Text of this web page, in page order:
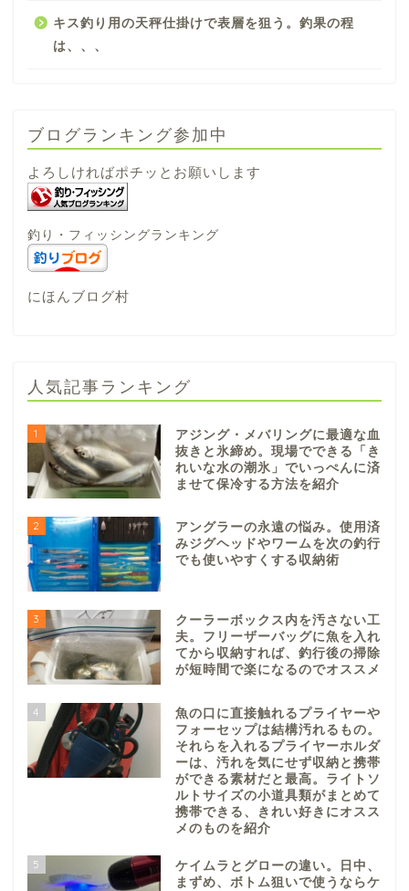
キス釣り用の天秤仕掛けで表層を狙う。釣果の程
は、、、
ブログランキング参加中
よろしければポチッとお願いします
釣り・フィッシングランキング
にほんブログ村
人気記事ランキング
1
アジング・メバリングに最適な血
抜きと氷締め。現場でできる「き
れいな水の潮氷」でいっぺんに済
ませて保冷する方法を紹介
2
アングラーの永遠の悩み。使用済
みジグヘッドやワームを次の釣行
でも使いやすくする収納術
3
クーラーボックス内を汚さない工
夫。フリーザーバッグに魚を入れ
てから収納すれば、釣行後の掃除
が短時間で楽になるのでオススメ
4
魚の口に直接触れるプライヤーや
フォーセップは結構汚れるもの。
それらを入れるプライヤーホルダ
ーは、汚れを気にせず収納と携帯
ができる素材だと最高。ライトソ
ルトサイズの小道具類がまとめて
携帯できる、きれい好きにオスス
メのものを紹介
5
ケイムラとグローの違い。日中、
まずめ、ボトム狙いで使うならケ